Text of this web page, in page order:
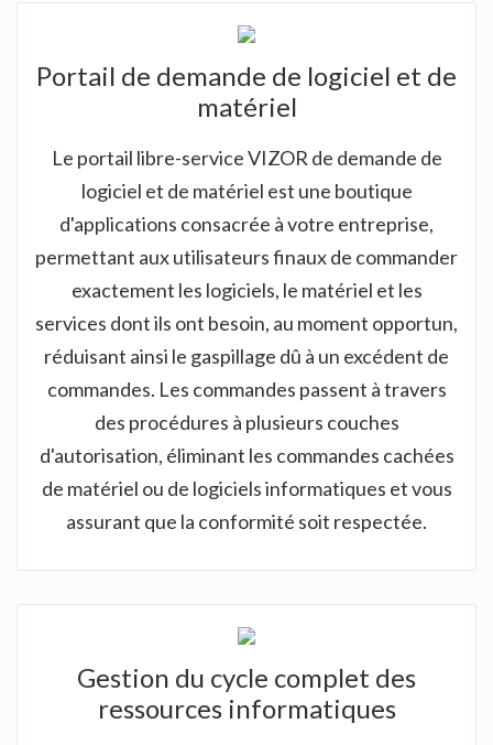
Portail de demande de logiciel et de
matériel
Le portail libre-service VIZOR de demande de
logiciel et de matériel est une boutique
d'applications consacrée à votre entreprise,
permettant aux utilisateurs finaux de commander
exactement les logiciels, le matériel et les
services dont ils ont besoin, au moment opportun,
réduisant ainsi le gaspillage dû à un excédent de
commandes. Les commandes passent à travers
des procédures à plusieurs couches
d'autorisation, éliminant les commandes cachées
de matériel ou de logiciels informatiques et vous
assurant que la conformité soit respectée.
Gestion du cycle complet des
ressources informatiques